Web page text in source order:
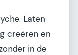
Laten
creëren en
in de